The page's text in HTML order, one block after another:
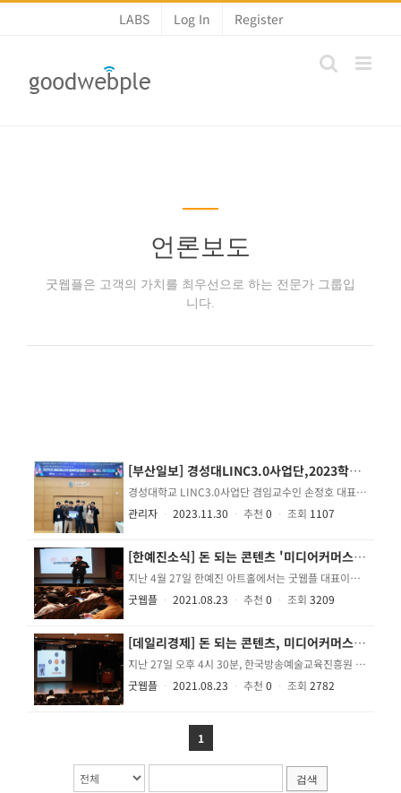
콘
LABS Log In Register
언론보도
굿웹플은 고객의 가치를 최우선으로 하는 전문가 그룹입
니다.
[부산일보] 경성대LINC3.0사업단,2023학년도 인공지능 경진대회 우수상 획득
경성대학교 LINC3.0사업단 겸임교수인 손정호 대표님께서 강의하는 에꼴프로젝트 캡스톤디자인 과정의 학생들이 2023 마이크로소프트 클라우드를 활용한 인공지능 서비스 개발 경진대회에서 우수상 및 장려상을 수상하였습니다. 수상하신 학생들에게 축하의 인사를 전합니다. 출처 : 부산일보 https://www.busan.com/view/busan/view.php?code=2023110716044230708
관리자 ㆍ 2023.11.30 ㆍ 추천 0 ㆍ 조회 1107
[한예진소식] 돈 되는 콘텐츠 '미디어커머스' 현황과 진로전략 특강 후기!
지난 4월 27일 한예진 아트홀에서는 굿웹플 대표이신 손정호 특강 강사님의 미디어커머스 현황과 진로 전략에 대한 특강이 진행되었습니다. 영상을 공부하는 학생이라면 누구나 궁금해하는 요즘 핫한 트렌드 미디어커머스! 그 미디어커머스란 무엇인지 이론적 이해와 콘텐츠 제작, 온라인상거래까지! 시장의 흐름을 파악하는 노하우도 함께 들을 수 있는 뜻깊은 시간이였습니다.
굿웹플 ㆍ 2021.08.23 ㆍ 추천 0 ㆍ 조회 3209
[데일리경제] 돈 되는 콘텐츠, 미디어커머스 현황과 진로전략” 한예진 특강 열려
지난 27일 오후 4시 30분, 한국방송예술교육진흥원 평생교육시설(이하 한·예·진) 아트홀에서 ‘돈되는 콘텐츠, 미디어커머스의 현황과 진로전략’이라는 주제로 특강이 진행되었다. 이번 특강은 웹과 모바일 플랫폼 위주로 급변하고 있는 영상산업시장에서 주류로 떠오르고 있는 미디어커머스에 대한 개괄과 현황 및 여러 형태의 미디어커머스 콘텐츠들을 소개하며 영상계열 재학생들에게 앞으로의 진로전략을 제시하는 트렌디한 강의였다. ‘돈되는 콘텐츠, 미디어커머스의 현황과 진로전략’을 주제로 한·예·진 특강을 맡은 손정호 강사는, 현재 굿웹플 대표를 맡고 있으며, 경성대학교와 콘텐츠코리아랩 외 여러 대학, 관공서, 기업에서의 강연과 소상공인을 위한 미디어커머스 강의 및 컨설팅을 해온 베테랑이다.(중략) 기사출처 : 데일리경제 (http://www.kdpress.co.kr/news/articleView.html?idxno=102616) 출처 : 데일리경제(http://www.kdpress.co.kr)
굿웹플 ㆍ 2021.08.23 ㆍ 추천 0 ㆍ 조회 2782
1
검색